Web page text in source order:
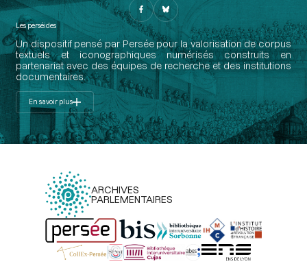
Les perséides
Un dispositif pensé par Persée pour la valorisation de corpus
textuels et iconographiques numérisés construits en
partenariat avec des équipes de recherche et des institutions
documentaires.
En savoir plus
ARCHIVES
PARLEMENTAIRES